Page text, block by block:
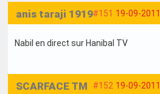
#151 19-09-
anis taraji 1919
Nabil en direct sur Hanibal TV
#152 19-09-
SCARFACE TM